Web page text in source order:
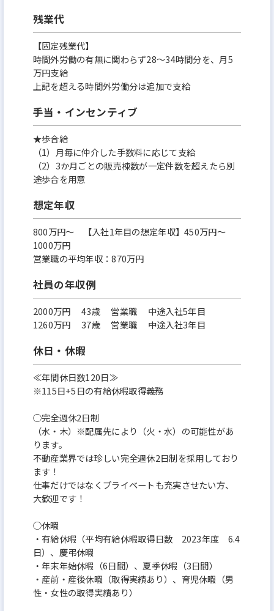
残業代
【固定残業代】
時間外労働の有無に関わらず28～34時間分を、月5
万円支給
上記を超える時間外労働分は追加で支給
手当・インセンティブ
★歩合給
（1）月毎に仲介した手数料に応じて支給
（2）3か月ごとの販売棟数が一定件数を超えたら別
途歩合を用意
想定年収
800万円〜 【入社1年目の想定年収】450万円～
1000万円
営業職の平均年収：870万円
社員の年収例
2000万円 43歳 営業職 中途入社5年目
1260万円 37歳 営業職 中途入社3年目
休日・休暇
≪年間休日数120日≫
※115日+5日の有給休暇取得義務
○完全週休2日制
（水・木）※配属先により（火・水）の可能性があ
ります。
不動産業界では珍しい完全週休2日制を採用しており
ます！
仕事だけではなくプライベートも充実させたい方、
大歓迎です！
○休暇
・有給休暇（平均有給休暇取得日数 2023年度 6.4
日）、慶弔休暇
・年末年始休暇（6日間）、夏季休暇（3日間）
・産前・産後休暇（取得実績あり）、育児休暇（男
性・女性の取得実績あり）